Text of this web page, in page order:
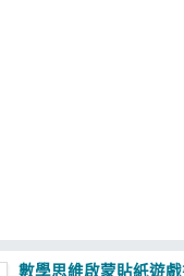
數學思維啟蒙貼紙遊